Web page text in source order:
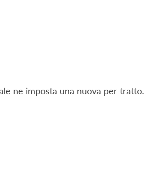
ne imposta una nuova per tratto.